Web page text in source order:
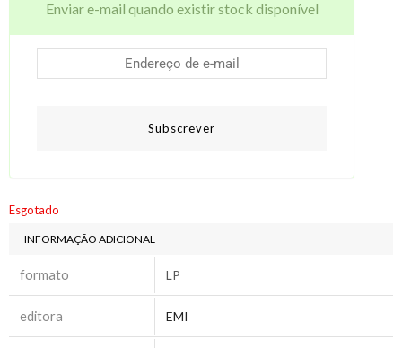
Enviar e-mail quando existir stock disponível
Subscrever
Esgotado
INFORMAÇÃO ADICIONAL
formato LP
editora EMI